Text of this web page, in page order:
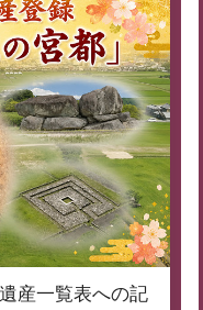
産一覧表への記